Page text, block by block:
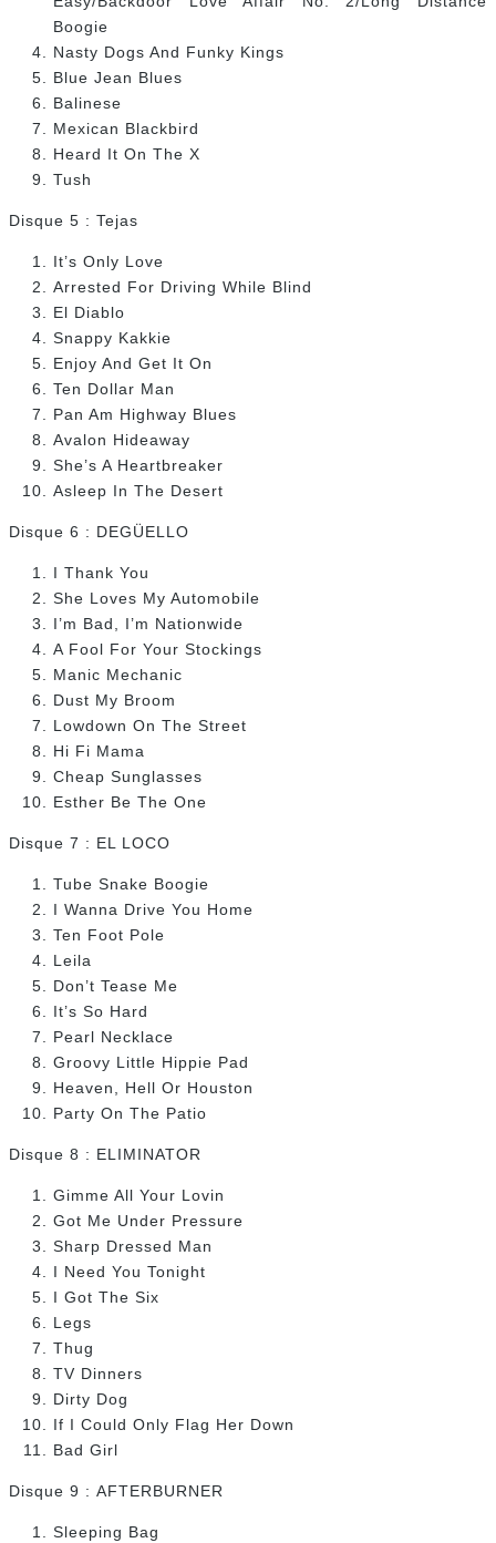
Boogie
Nasty Dogs And Funky Kings
Blue Jean Blues
Balinese
Mexican Blackbird
Heard It On The X
Tush
Disque 5 : Tejas
It’s Only Love
Arrested For Driving While Blind
El Diablo
Snappy Kakkie
Enjoy And Get It On
Ten Dollar Man
Pan Am Highway Blues
Avalon Hideaway
She’s A Heartbreaker
Asleep In The Desert
Disque 6 : DEGÜELLO
I Thank You
She Loves My Automobile
I’m Bad, I’m Nationwide
A Fool For Your Stockings
Manic Mechanic
Dust My Broom
Lowdown On The Street
Hi Fi Mama
Cheap Sunglasses
Esther Be The One
Disque 7 : EL LOCO
Tube Snake Boogie
I Wanna Drive You Home
Ten Foot Pole
Leila
Don’t Tease Me
It’s So Hard
Pearl Necklace
Groovy Little Hippie Pad
Heaven, Hell Or Houston
Party On The Patio
Disque 8 : ELIMINATOR
Gimme All Your Lovin
Got Me Under Pressure
Sharp Dressed Man
I Need You Tonight
I Got The Six
Legs
Thug
TV Dinners
Dirty Dog
If I Could Only Flag Her Down
Bad Girl
Disque 9 : AFTERBURNER
Sleeping Bag